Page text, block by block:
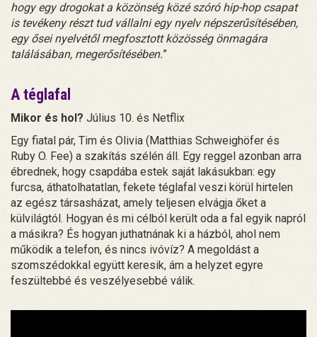
hogy egy drogokat a közönség közé szóró hip-hop csapat
is tevékeny részt tud vállalni egy nyelv népszerűsítésében,
egy ősei nyelvétől megfosztott közösség önmagára
találásában, megerősítésében.”
A téglafal
Mikor és hol? Július 10. és Netflix
Egy fiatal pár, Tim és Olivia (Matthias Schweighöfer és
Ruby O. Fee) a szakítás szélén áll. Egy reggel azonban arra
ébrednek, hogy csapdába estek saját lakásukban: egy
furcsa, áthatolhatatlan, fekete téglafal veszi körül hirtelen
az egész társasházat, amely teljesen elvágja őket a
külvilágtól. Hogyan és mi célból került oda a fal egyik napról
a másikra? És hogyan juthatnának ki a házból, ahol nem
működik a telefon, és nincs ivóvíz? A megoldást a
szomszédokkal együtt keresik, ám a helyzet egyre
feszültebbé és veszélyesebbé válik.